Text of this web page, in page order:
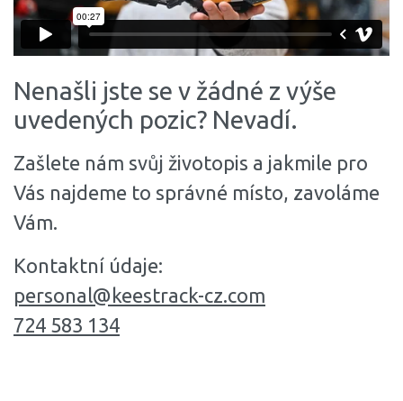
Nenašli jste se v žádné z výše
uvedených pozic? Nevadí.
Zašlete nám svůj životopis a jakmile pro
Vás najdeme to správné místo, zavoláme
Vám.
Kontaktní údaje:
personal@keestrack-cz.com
724 583 134